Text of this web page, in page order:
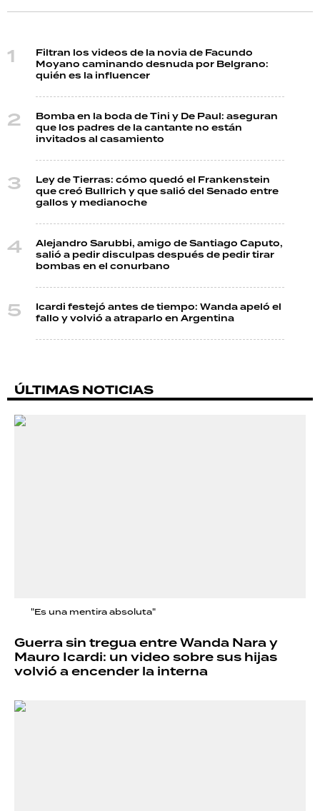
Filtran los videos de la novia de Facundo
Moyano caminando desnuda por Belgrano:
quién es la influencer
Bomba en la boda de Tini y De Paul: aseguran
que los padres de la cantante no están
invitados al casamiento
Ley de Tierras: cómo quedó el Frankenstein
que creó Bullrich y que salió del Senado entre
gallos y medianoche
Alejandro Sarubbi, amigo de Santiago Caputo,
salió a pedir disculpas después de pedir tirar
bombas en el conurbano
Icardi festejó antes de tiempo: Wanda apeló el
fallo y volvió a atraparlo en Argentina
ÚLTIMAS NOTICIAS
"Es una mentira absoluta"
Guerra sin tregua entre Wanda Nara y
Mauro Icardi: un video sobre sus hijas
volvió a encender la interna